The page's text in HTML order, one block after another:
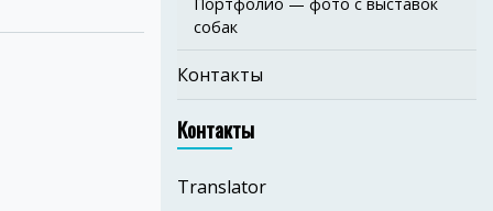
собак
Контакты
Контакты
Translator